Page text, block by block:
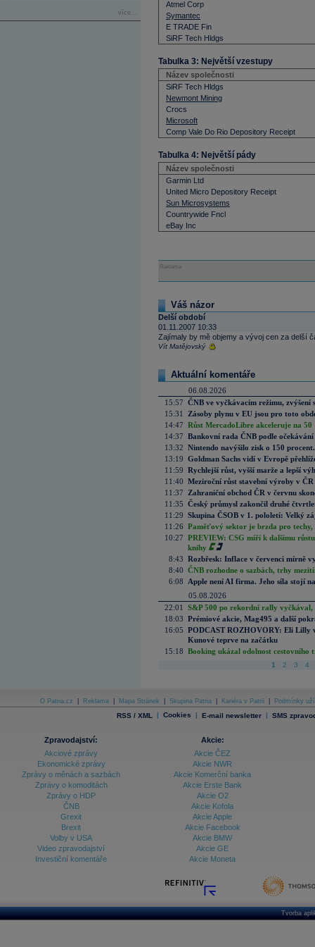
více...
Atmel Corp
Symantec
E TRADE Fin
SiRF Tech Hldgs
Tabulka 3: Největší vzestupy
Název společnosti
SiRF Tech Hldgs
Newmont Mining
Crocs
Microsoft
Comp Vale Do Rio Depository Receipt
Tabulka 4: Největší pády
Název společnosti
Garmin Ltd
United Micro Depository Receipt
Sun Microsystems
Countrywide Fncl
eBay Inc
Reklama
Váš názor
Delší období
01.11.2007 10:33
Zajímaly by mě objemy a vývoj cen za delší
Vít Matějovský
Aktuální komentáře
06.08.2026
15:57 ČNB ve vyčkávacím režimu, zvýšení
15:31
Zásoby plynu v EU jsou pro toto
14:47 Růst MercadoLibre akceleruje na
14:37 Bankovní rada ČNB podle
13:32 Nintendo navýšilo zisk o 150
13:19 Goldman Sachs vidí v Evropě
11:59 Rychlejší růst, vyšší marže a lepší
11:40 Meziroční růst stavební výroby v
11:37
Zahraniční obchod ČR v červnu
11:35 Český průmysl zakončil druhé
11:29 Skupina ČSOB v 1. pololetí: Velký
11:26 Paměťový sektor je brzda pro techy,
10:27 PREVIEW: CSG míří k dalšímu
knihy
8:43 Rozbřesk: Inflace v červenci mírně
8:40 ČNB rozhodne o sazbách, trhy
6:08
Apple není AI firma. Jeho síla stojí
05.08.2026
22:01
S&P 500 po rekordní rally vyčkával,
18:03 Prémiové akcie, Mag495 a další
16:05 PODCAST ROZHOVORY: Eli Lilly
Kunové teprve na začátku
15:18 Booking ukázal odolnost cestovního
1 2 3 4
O Patria.cz Reklama Mapa Stránek Skupina Patria Kariéra v Patrii Podmínky
RSS / XML | Cookies | E-mail newsletter | SMS
Zpravodajství:
Akciové zprávy
Ekonomické zprávy
Zprávy o měnách a sazbách
Zprávy o komoditách
Zprávy o HDP
ČNB
Grexit
Brexit
Volby v USA
Video zpravodajství
Investiční komentáře
Akcie:
Akcie ČEZ
Akcie NWR
Akcie Komerční banka
Akcie Erste Bank
Akcie O2
Akcie Kofola
Akcie Apple
Akcie Facebook
Akcie BMW
Akcie GE
Akcie Moneta
Tvorba